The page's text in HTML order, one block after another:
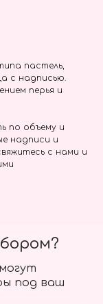
пастель,
с надписью.
перья и
по объему и
надписи и
с нами и
под ваш